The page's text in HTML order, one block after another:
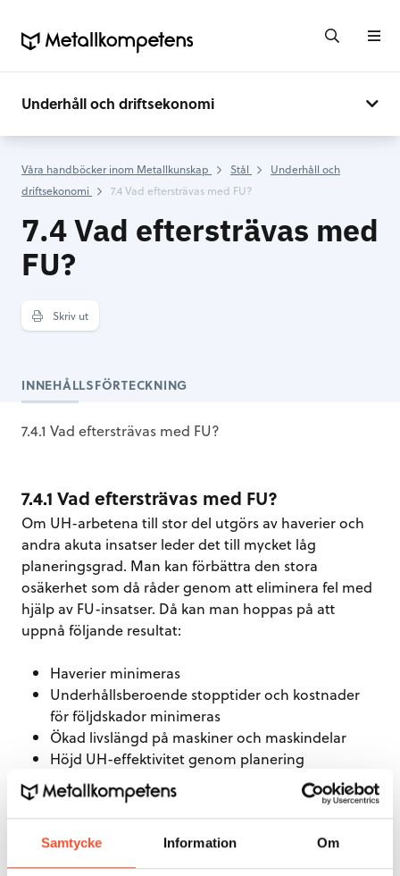
Samtycke Information Om
Underhåll och driftsekonomi
Våra handböcker inom Metallkunskap Stål
Underhåll och
driftsekonomi
7.4 Vad eftersträvas med FU?
7.4 Vad eftersträvas med
FU?
Skriv ut
INNEHÅLLSFÖRTECKNING
7.4.1 Vad eftersträvas med FU?
7.4.1 Vad eftersträvas med FU?
Om UH-arbetena till stor del utgörs av haverier och
andra akuta insatser leder det till mycket låg
planeringsgrad. Man kan förbättra den stora
osäkerhet som då råder genom att eliminera fel med
hjälp av FU-insatser. Då kan man hoppas på att
uppnå följande resultat:
Haverier minimeras
Underhållsberoende stopptider och kostnader
för följdskador minimeras
Ökad livslängd på maskiner och maskindelar
Höjd UH-effektivitet genom planering
Styrning av teknisk livslängd så att den i
görligaste mån sammanfaller med den
ekonomiska livslängden
Att optimal parameterinställning, speciellt för
elektronisk utrustning, bevaras